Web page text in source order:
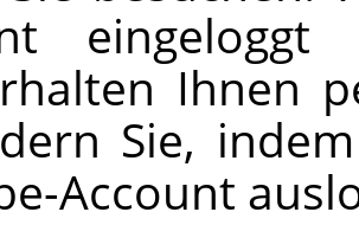
Ihnen
Sie,
Account